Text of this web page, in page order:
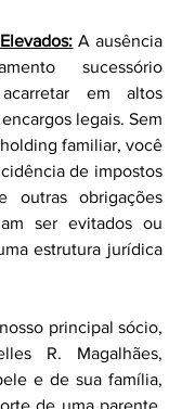
A ausência
sucessório
em altos
legais. Sem
familiar, você
de impostos
outras obrigações
ser evitados ou
estrutura jurídica
principal sócio,
R. Magalhães,
e de sua família,
de uma parente,